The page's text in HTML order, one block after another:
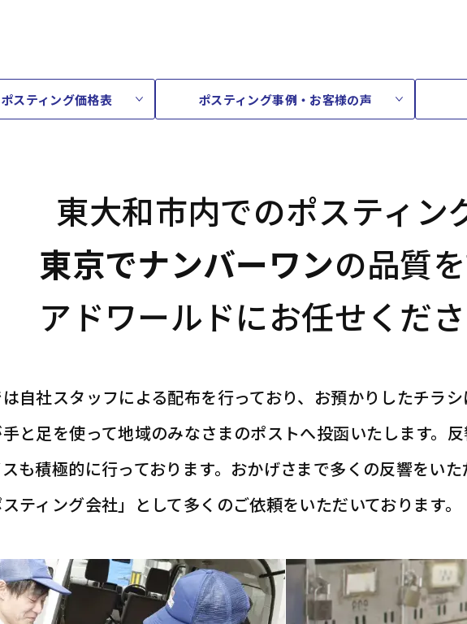
スティング価格表 ポスティング事例・お客様の声
東大和市内でのポスティン
東京でナンバーワンの品質
アドワールドにお任せくだ
自社スタッフによる配布を行っており、お預かりしたチラ
と足を使って地域のみなさまのポストへ投函いたします。
も積極的に行っております。おかげさまで多くの反響をい
スティング会社」として多くのご依頼をいただいております。